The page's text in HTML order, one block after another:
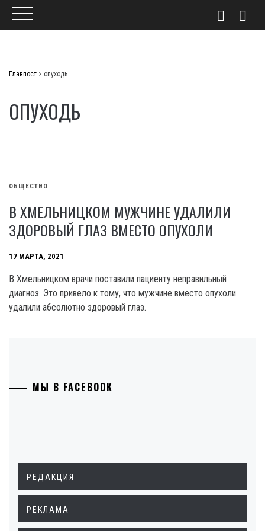
Главпост > опуходь
ОПУХОДЬ
ОБЩЕСТВО
В ХМЕЛЬНИЦКОМ МУЖЧИНЕ УДАЛИЛИ
ЗДОРОВЫЙ ГЛАЗ ВМЕСТО ОПУХОЛИ
17 МАРТА, 2021
В Хмельницком врачи поставили пациенту неправильный
диагноз. Это привело к тому, что мужчине вместо опухоли
удалили абсолютно здоровый глаз.
МЫ В FACEBOOK
РЕДАКЦИЯ
РЕКЛАМА